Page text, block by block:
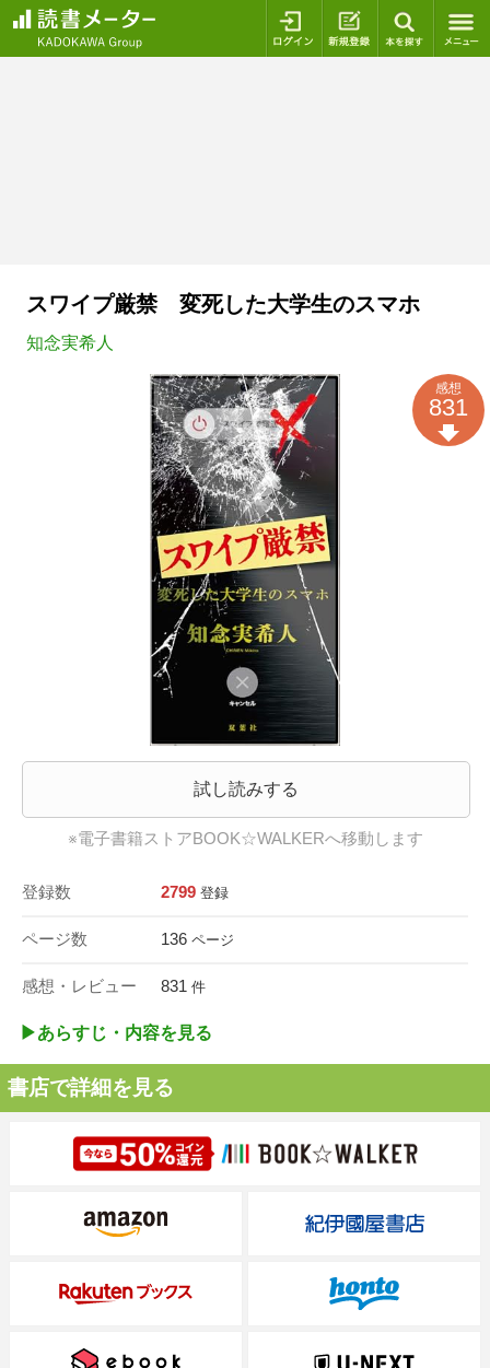
ログイン 新規登録
スワイプ厳禁 変死した大学生のスマホ
知念実希人
試し読みする
※電子書籍ストアBOOK☆WALKERへ移動します
登録数 2799 登録
ページ数 136 ページ
感想・レビュー 831 件
感想
831
▶︎あらすじ・内容を見る
書店で詳細を見る